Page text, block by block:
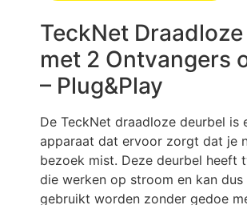
TeckNet
met 2 Ontvangers
– Plug&Play
De TeckNet draadloze deurbel is
apparaat dat ervoor zorgt dat je
bezoek mist. Deze deurbel heeft
die werken op stroom en kan dus
gebruikt worden zonder gedoe